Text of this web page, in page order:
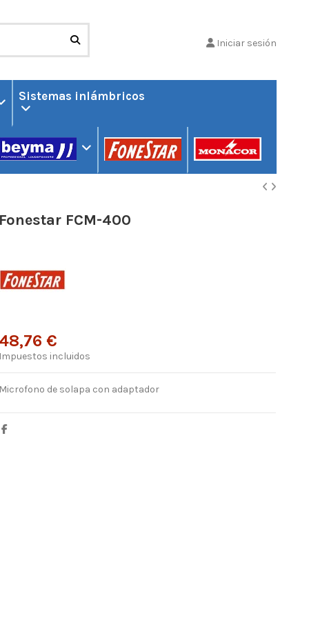
Iniciar sesión
Sistemas inlámbricos
Fonestar FCM-400
48,76 €
Impuestos incluidos
Microfono de solapa con adaptador